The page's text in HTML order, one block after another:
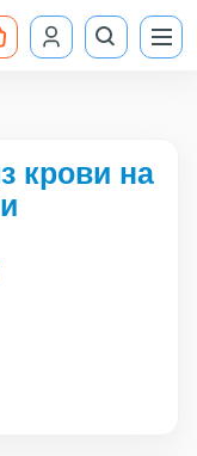
крови на